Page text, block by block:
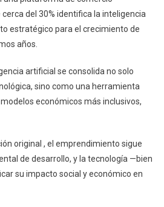
del 30% identifica la inteligencia
estratégico para el crecimiento de
años.
artificial se consolida no solo
sino como una herramienta
económicos más inclusivos,
original , el emprendimiento sigue
de desarrollo, y la tecnología —bien
su impacto social y económico en